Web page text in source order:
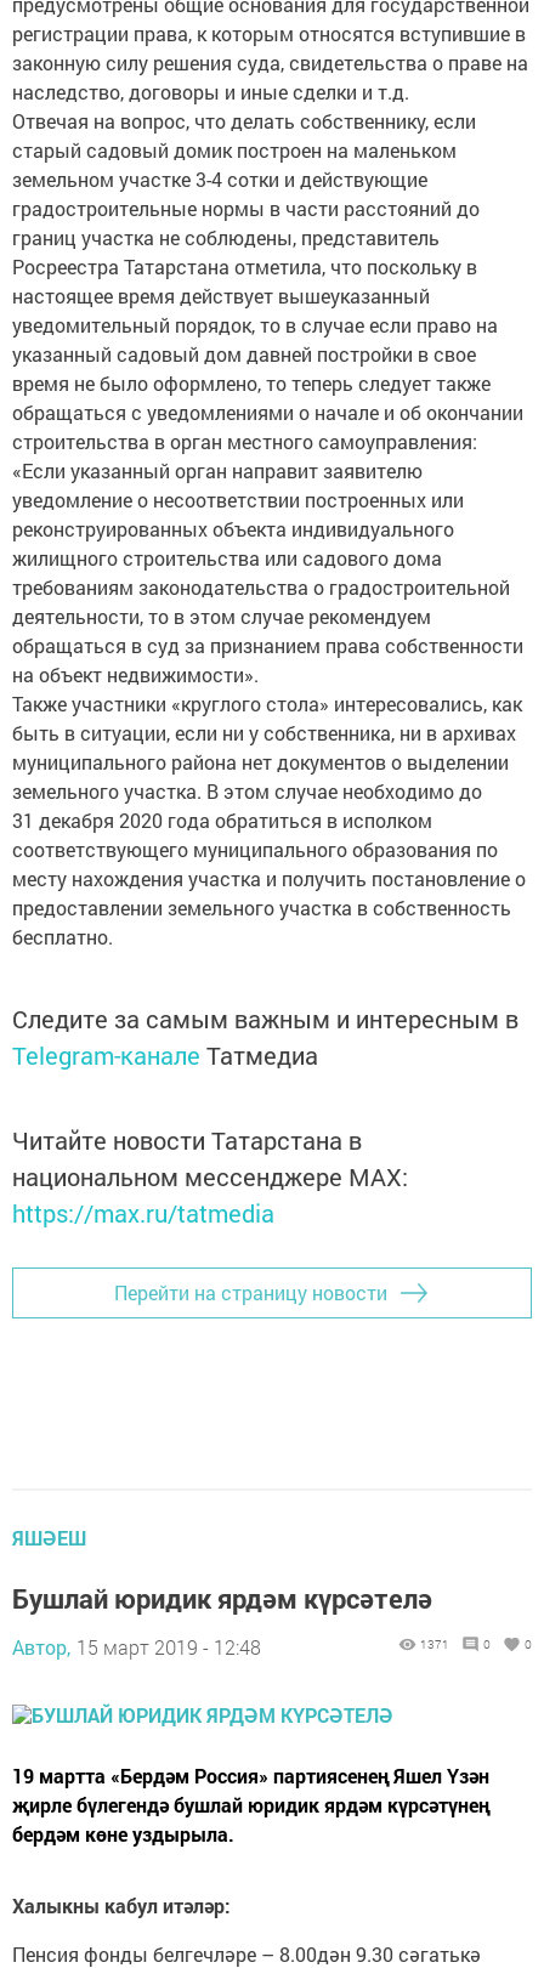
регистрации права, к которым относятся вступившие в
законную силу решения суда, свидетельства о праве на
наследство, договоры и иные сделки и т.д.
Отвечая на вопрос, что делать собственнику, если
старый садовый домик построен на маленьком
земельном участке 3-4 сотки и действующие
градостроительные нормы в части расстояний до
границ участка не соблюдены, представитель
Росреестра Татарстана отметила, что поскольку в
настоящее время действует вышеуказанный
уведомительный порядок, то в случае если право на
указанный садовый дом давней постройки в свое
время не было оформлено, то теперь следует также
обращаться с уведомлениями о начале и об окончании
строительства в орган местного самоуправления:
«Если указанный орган направит заявителю
уведомление о несоответствии построенных или
реконструированных объекта индивидуального
жилищного строительства или садового дома
требованиям законодательства о градостроительной
деятельности, то в этом случае рекомендуем
обращаться в суд за признанием права собственности
на объект недвижимости».
Также участники «круглого стола» интересовались, как
быть в ситуации, если ни у собственника, ни в архивах
муниципального района нет документов о выделении
земельного участка. В этом случае необходимо до
31 декабря 2020 года обратиться в исполком
соответствующего муниципального образования по
месту нахождения участка и получить постановление о
предоставлении земельного участка в собственность
бесплатно.
Следите за самым важным и интересным в
Telegram-канале Татмедиа
Читайте новости Татарстана в
национальном мессенджере MАХ:
https://max.ru/tatmedia
Перейти на страницу новости
ЯШӘЕШ
Бушлай юридик ярдәм күрсәтелә
Автор, 15 март 2019 - 12:48 1371 0 0
19 мартта «Бердәм Россия» партиясенең Яшел Үзән
җирле бүлегендә бушлай юридик ярдәм күрсәтүнең
бердәм көне уздырыла.
Халыкны кабул итәләр:
Пенсия фонды белгечләре – 8.00дән 9.30 сәгатькә